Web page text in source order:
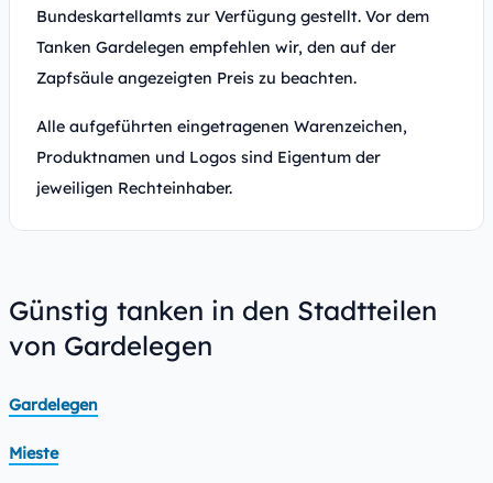
Bundeskartellamts zur Verfügung gestellt. Vor dem
Tanken Gardelegen empfehlen wir, den auf der
Zapfsäule angezeigten Preis zu beachten.
Alle aufgeführten eingetragenen Warenzeichen,
Produktnamen und Logos sind Eigentum der
jeweiligen Rechteinhaber.
Günstig tanken in den Stadtteilen
von Gardelegen
Gardelegen
Mieste